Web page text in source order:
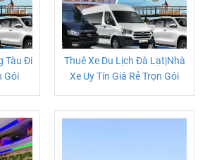
Tàu Đi
Gói
Thuê Xe Du Lịch Đà Lạt|Nhà
Xe Uy Tín Giá Rẻ Trọn Gói